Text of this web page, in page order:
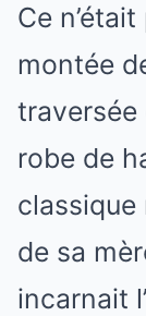
Ce
montée
traversée
robe de
de sa
incarnait